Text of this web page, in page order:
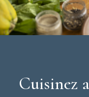
Garantie à vie
Collection :Les
Marque :Opinel
Cuisinez